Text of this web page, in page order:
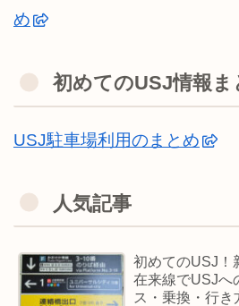
め
初めてのUSJ情報ま
USJ駐車場利用のまとめ
人気記事
初めてのUSJ！
在来線でUSJへ
ス・乗換・行き